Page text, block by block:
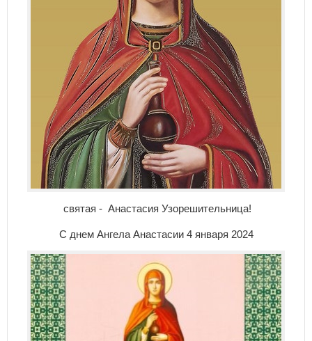
святая - Анастасия Узорешительница!
С днем Ангела Анастасии 4 января 2024